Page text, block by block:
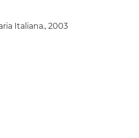
Italiana., 2003